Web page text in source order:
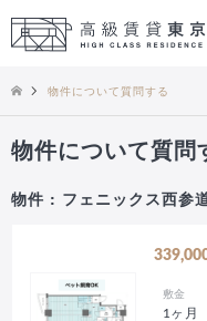
物件について質問する
物件について質問
物件 : フェニックス西参
敷金
1ヶ月